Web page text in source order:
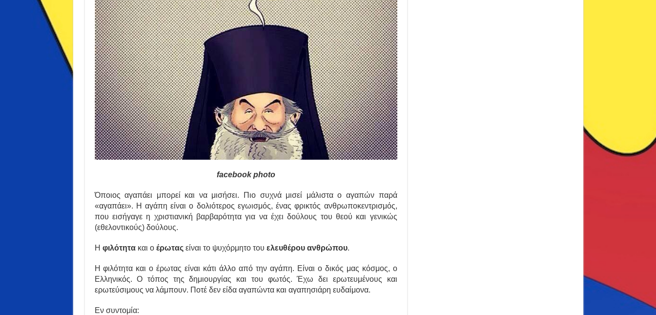
facebook photo
Όποιος αγαπάει μπορεί και να μισήσει. Πιο συχνά μισεί μάλιστα ο αγαπών παρά
«αγαπάει». Η αγάπη είναι ο δολιότερος εγωισμός, ένας φρικτός ανθρωποκεντρισμός,
που εισήγαγε η χριστιανική βαρβαρότητα για να έχει δούλους του θεού και γενικώς
(εθελοντικούς) δούλους.
Η φιλότητακαι ο έρωταςείναι το ψυχόρμητο του ελευθέρου ανθρώπου.
Η φιλότητα και ο έρωτας είναι κάτι άλλο από την αγάπη. Είναι ο δικός μας κόσμος, ο
Ελληνικός. Ο τόπος της δημιουργίας και του φωτός. Έχω δει ερωτευμένους και
ερωτεύσιμους να λάμπουν. Ποτέ δεν είδα αγαπώντα και αγαπησιάρη ευδαίμονα.
Εν συντομία: